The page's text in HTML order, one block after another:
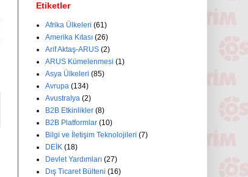
Etiketler
Afrika Ülkeleri (61)
Amerika Kıtası (26)
Arif Aktaş-ARUS (2)
ARUS Kümelenmesi (1)
Asya Ülkeleri (85)
Avrupa (134)
Avustralya (2)
B2B Etkinlikler (8)
B2B Platformlar (10)
Bilgi ve İletişim Teknolojileri (7)
DEİK (18)
Devlet Yardımları (27)
Dış Ticaret Bülteni (16)